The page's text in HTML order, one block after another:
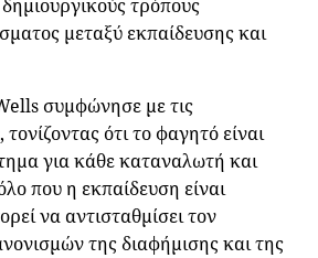
τρόπους
μεταξύ εκπαίδευσης και
συμφώνησε με τις
ότι το φαγητό είναι
για κάθε καταναλωτή και
που η εκπαίδευση είναι
να αντισταθμίσει τον
της διαφήμισης και της